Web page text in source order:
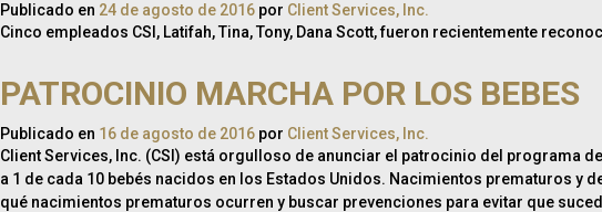
Publicado en 24 de agosto de 2016 por Client Services, Inc.
Cinco empleados CSI, Latifah, Tina, Tony, Dana Scott, fueron recientemente
PATROCINIO MARCHA POR LOS BEBES
Publicado en 16 de agosto de 2016 por Client Services, Inc.
Client Services, Inc. (CSI) está orgulloso de anunciar el patrocinio del programa
a 1 de cada 10 bebés nacidos en los Estados Unidos. Nacimientos prematuros
qué nacimientos prematuros ocurren y buscar prevenciones para evitar que